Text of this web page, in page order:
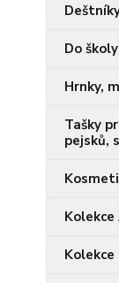
Do školy
Hrnky,
Tašky
pejsků,
Kolekce